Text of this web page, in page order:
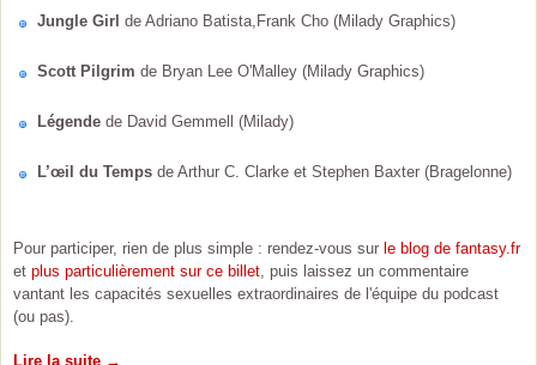
Jungle Girl de Adriano Batista,Frank Cho (Milady Graphics)
Scott Pilgrim de Bryan Lee O'Malley (Milady Graphics)
Légende de David Gemmell (Milady)
L’œil du Temps de Arthur C. Clarke et Stephen Baxter (Bragelonne)
Pour participer, rien de plus simple : rendez-vous sur le blog de fantasy.fr
et plus particulièrement sur ce billet, puis laissez un commentaire
vantant les capacités sexuelles extraordinaires de l'équipe du podcast
(ou pas).
Lire la suite →